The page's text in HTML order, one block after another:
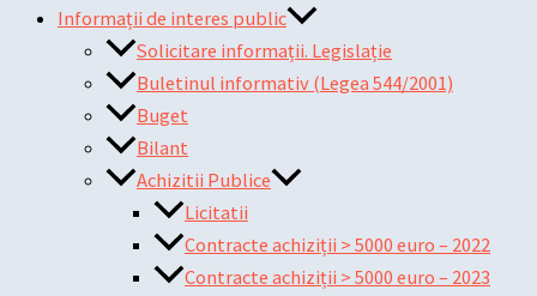
Informații de interes public
Solicitare informații. Legislație
Buletinul informativ (Legea 544/2001)
Buget
Bilant
Achizitii Publice
Licitatii
Contracte achiziții > 5000 euro – 2022
Contracte achiziții > 5000 euro – 2023